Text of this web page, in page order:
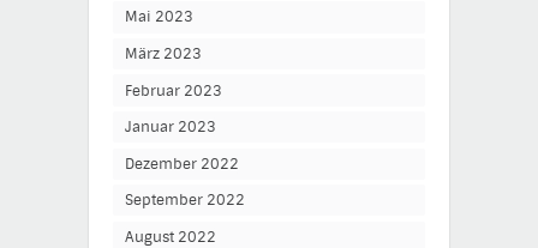
Mai 2023
März 2023
Februar 2023
Januar 2023
Dezember 2022
September 2022
August 2022